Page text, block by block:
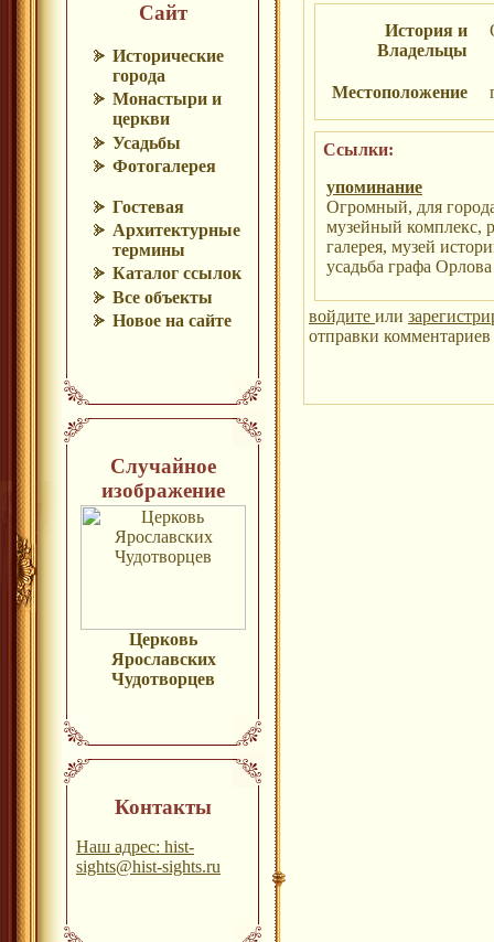
Сайт
Исторические
города
Монастыри и
церкви
Усадьбы
Фотогалерея
Гостевая
Архитектурные
термины
Каталог ссылок
Все объекты
Новое на сайте
Случайное
изображение
Церковь
Ярославских
Чудотворцев
Контакты
Наш адрес: hist-
sights@hist-sights.ru
История и
Владельцы
Местоположение
Ссылки:
упоминание
Огромный, для
музейный комплекс,
галерея, музей
усадьба графа
войдите или
отправки